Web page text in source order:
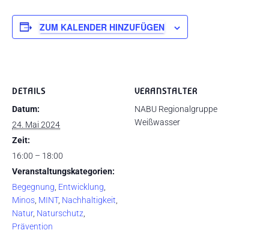
ZUM KALENDER HINZUFÜGEN
DETAILS
Datum:
24. Mai 2024
Zeit:
16:00 – 18:00
Veranstaltungskategorien:
Begegnung Entwicklung
Minos MINT, Nachhaltigkeit
Natur, Naturschutz
Prävention
VERANSTALTER
NABU Regionalgruppe
Weißwasser